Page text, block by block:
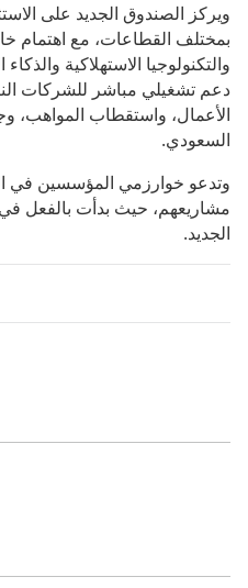
ويركز الصندوق الجديد على
بمختلف القطاعات، مع اهتمام
والتكنولوجيا الاستهلاكية
دعم تشغيلي مباشر للشركات
الأعمال، واستقطاب المواهب،
السعودي.
وتدعو خوارزمي المؤسسين في
مشاريعهم، حيث بدأت بالفعل
الجديد.